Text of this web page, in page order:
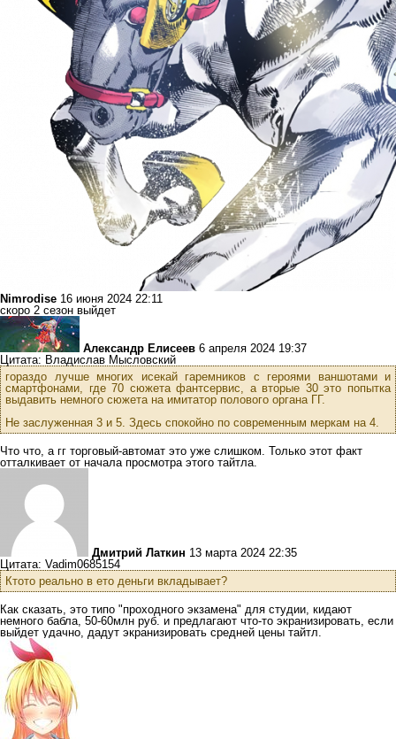
Nimrodise 16 июня 2024 22:11
скоро 2 сезон выйдет
Александр Елисеев 6 апреля 2024 19:37
Цитата: Владислав Мысловский
гораздо лучше многих исекай гаремников с героями ваншотами и
смартфонами, где 70 сюжета фантсервис, а вторые 30 это попытка
выдавить немного сюжета на имитатор полового органа ГГ.
Не заслуженная 3 и 5. Здесь спокойно по современным меркам на 4.
Что что, а гг торговый-автомат это уже слишком. Только этот факт
отталкивает от начала просмотра этого тайтла.
Дмитрий Латкин 13 марта 2024 22:35
Цитата: Vadim0685154
Ктото реально в ето деньги вкладывает?
Как сказать, это типо "проходного экзамена" для студии, кидают
немного бабла, 50-60млн руб. и предлагают что-то экранизировать, если
выйдет удачно, дадут экранизировать средней цены тайтл.